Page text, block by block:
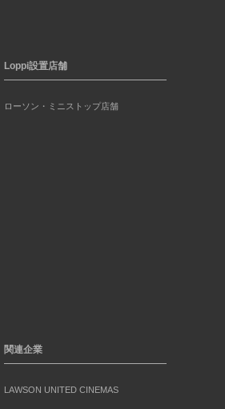
Loppi設置店舗
ローソン・ミニストップ店舗
関連企業
LAWSON UNITED CINEMAS